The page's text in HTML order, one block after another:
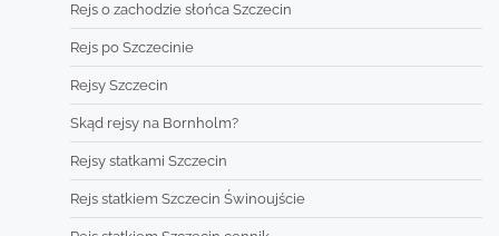
Rejs o zachodzie słońca Szczecin
Rejs po Szczecinie
Rejsy Szczecin
Skąd rejsy na Bornholm?
Rejsy statkami Szczecin
Rejs statkiem Szczecin Świnoujście